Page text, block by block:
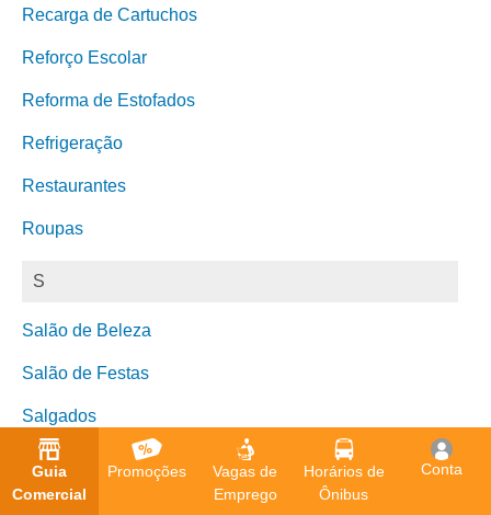
Guia
Comercial
Promoções
Vagas de
Emprego
Horários de
Ônibus
Conta
Recarga de Cartuchos
Reforço Escolar
Reforma de Estofados
Refrigeração
Restaurantes
Roupas
S
Salão de Beleza
Salão de Festas
Salgados
Saúde
Segurança Eletrônica